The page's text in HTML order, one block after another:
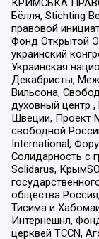
Бёлля, Stichting
правовой
Фонд Открытой
украинский
Украинская
Декабристы,
Вильсона,
духовный центр
Швеции, Проект
свободной
International,
Солидарность с
Solidarus,
общества
Тисима и
Интернешнл,
церквей TCCN,